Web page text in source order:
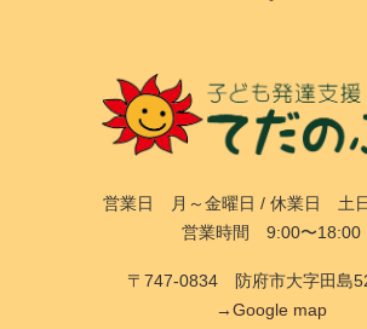
営業日 月～金曜日 / 休業日 土
営業時間 9:00〜18:00
〒747-0834 防府市大字田島
→Google map